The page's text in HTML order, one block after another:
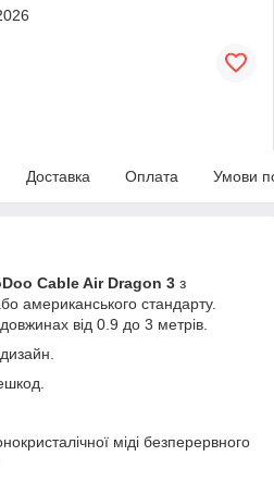
Доставка Оплата Умови
Cable Air Dragon 3 з
американського стандарту.
від 0.9 до 3 метрів.
міді безперервного